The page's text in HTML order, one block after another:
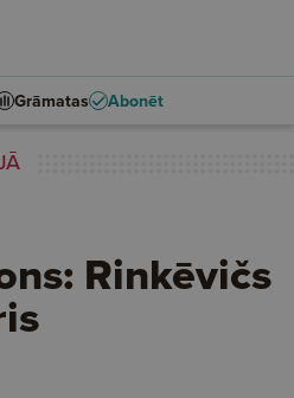
Grāmatas Abonēt
Rinkēvičs